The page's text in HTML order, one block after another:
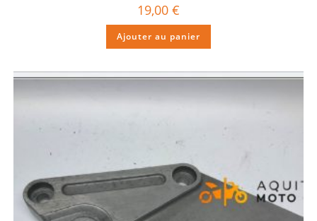
19,00 €
Ajouter au panier